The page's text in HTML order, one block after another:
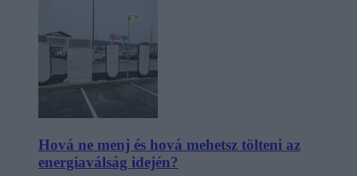
Hová ne menj és hová mehetsz tölteni az
energiaválság idején?